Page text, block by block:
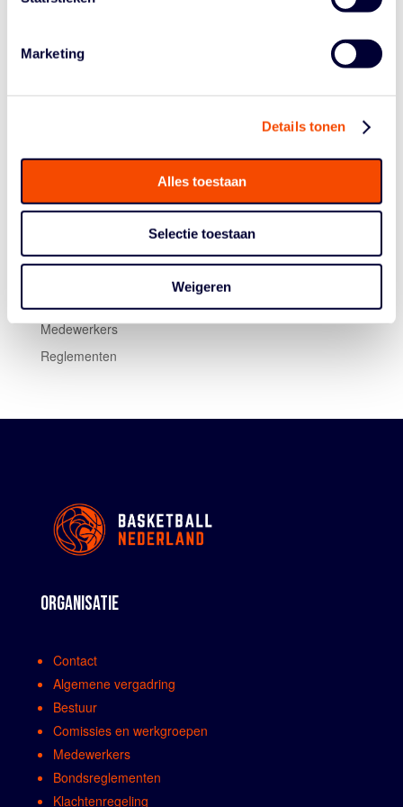
Marketing
Details tonen
Alles toestaan
Selectie toestaan
Weigeren
zelfs Francisco Elson langs, de enige Nederlander die
ooit kampioen werd in de échte NBA.
Medewerkers
Reglementen
ORGANISATIE
Contact
Algemene vergadring
Bestuur
Comissies en werkgroepen
Medewerkers
Bondsreglementen
Klachtenregeling